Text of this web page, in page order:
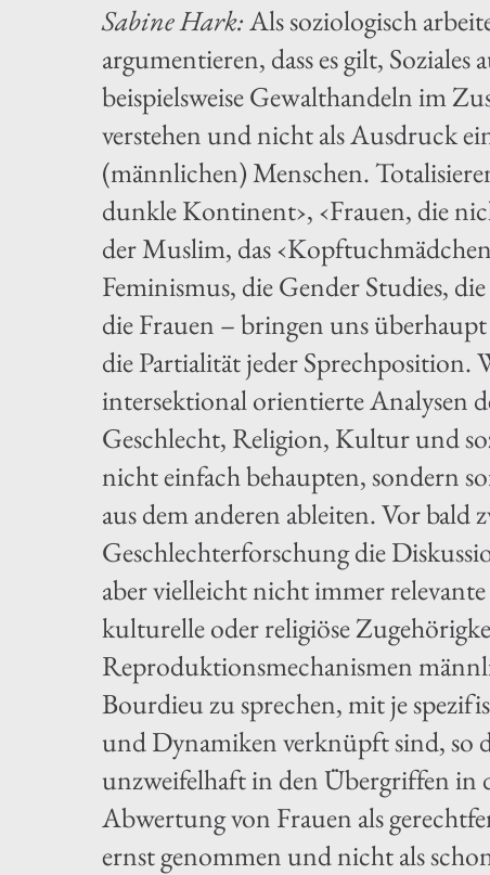
Sabine Hark:Als soziologisch
argumentieren, dass es gilt,
beispielsweise Gewalthandeln im
verstehen und nicht als Ausdruck
(männlichen) Menschen.
dunkle Kontinent›, ‹Frauen, die
der Muslim, das
Feminismus, die Gender Studies,
die Frauen – bringen uns
die Partialität jeder Sprechposition.
intersektional orientierte Analysen
Geschlecht, Religion, Kultur und
nicht einfach behaupten, sondern
aus dem anderen ableiten. Vor bald
Geschlechterforschung die
aber vielleicht nicht immer
kulturelle oder religiöse
Reproduktionsmechanismen
Bourdieu zu sprechen, mit je
und Dynamiken verknüpft sind, so
unzweifelhaft in den Übergriffen in
Abwertung von Frauen als
ernst genommen und nicht als